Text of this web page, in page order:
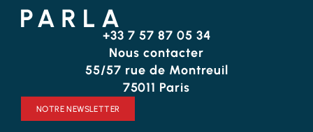
+33 7 57 87 05 34
Nous contacter
55/57 rue de Montreuil
75011 Paris
NOTRE NEWSLETTER